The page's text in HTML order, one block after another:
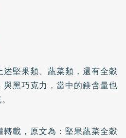
堅果類、蔬菜類，還有全穀
黑巧克力，當中的鎂含量也
轉載，原文為： 堅果蔬菜全穀